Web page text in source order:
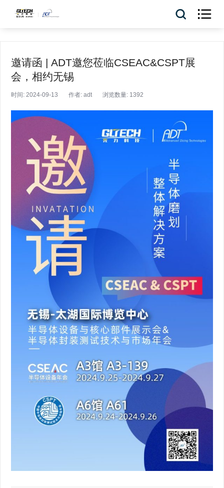

邀请函 | ADT邀您莅临CSEAC&CSPT展
会，相约无锡
时间: 2024-09-13 作者: adt 浏览数量: 1392